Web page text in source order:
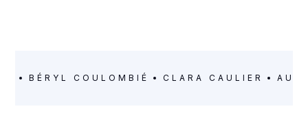
BÉRYL COULOMBIÉ CLARA CAULIER